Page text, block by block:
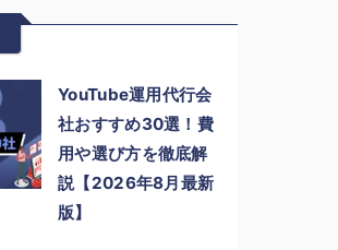
YouTube運用代行会
社おすすめ30選！費
用や選び方を徹底解
説【2026年8月最新
版】